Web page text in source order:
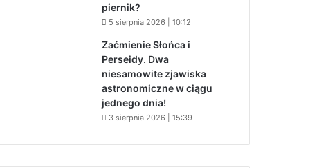
piernik?
5 sierpnia 2026 | 10:12
Zaćmienie Słońca i
Perseidy. Dwa
niesamowite zjawiska
astronomiczne w ciągu
jednego dnia!
3 sierpnia 2026 | 15:39